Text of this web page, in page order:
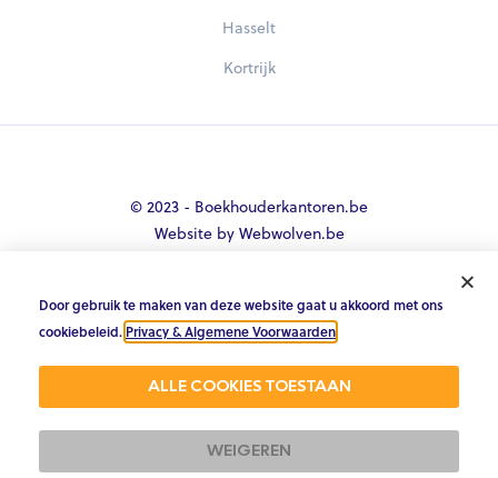
Hasselt
Kortrijk
© 2023 - Boekhouderkantoren.be
Website by Webwolven.be
 
Gemiddelde klantbeoordeling
4.8/5 op Trustpilot & 4.9/5 op google
Door gebruik te maken van deze website gaat u akkoord met ons
cookiebeleid. Privacy & Algemene Voorwaarden
ALLE COOKIES TOESTAAN
WEIGEREN